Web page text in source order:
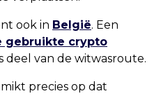
ook in België. Een
gebruikte crypto
deel van de witwasroute.
precies op dat